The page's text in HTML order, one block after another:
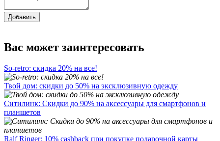
Добавить
Вас может заинтересовать
So-retro: скидка 20% на все!
Твой дом: скидки до 50% на эксклюзивную одежду
Ситилинк: Скидки до 90% на аксессуары для смартфонов и
планшетов
Ralf Ringer: 10% cashback при покупке подарочной карты